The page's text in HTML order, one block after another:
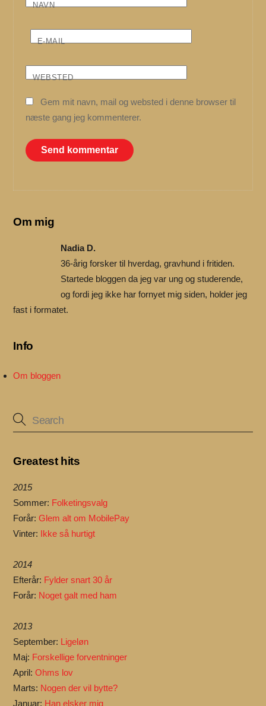
NAVN
E-MAIL
WEBSTED
Gem mit navn, mail og websted i denne browser til
næste gang jeg kommenterer.
Om mig
Nadia D.
36-årig forsker til hverdag, gravhund i fritiden.
Startede bloggen da jeg var ung og studerende,
og fordi jeg ikke har fornyet mig siden, holder jeg
fast i formatet.
Info
Om bloggen
Greatest hits
2015
Sommer: Folketingsvalg
Forår:Glem alt om MobilePay
Vinter: Ikke så hurtigt
2014
Efterår: Fylder snart 30 år
Forår: Noget galt med ham
2013
September: Ligeløn
Maj: Forskellige forventninger
April:Ohms lov
Marts: Nogen der vil bytte?
Januar: Han elsker mig